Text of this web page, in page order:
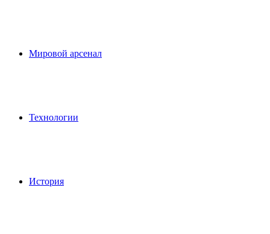
Мировой арсенал
Технологии
История